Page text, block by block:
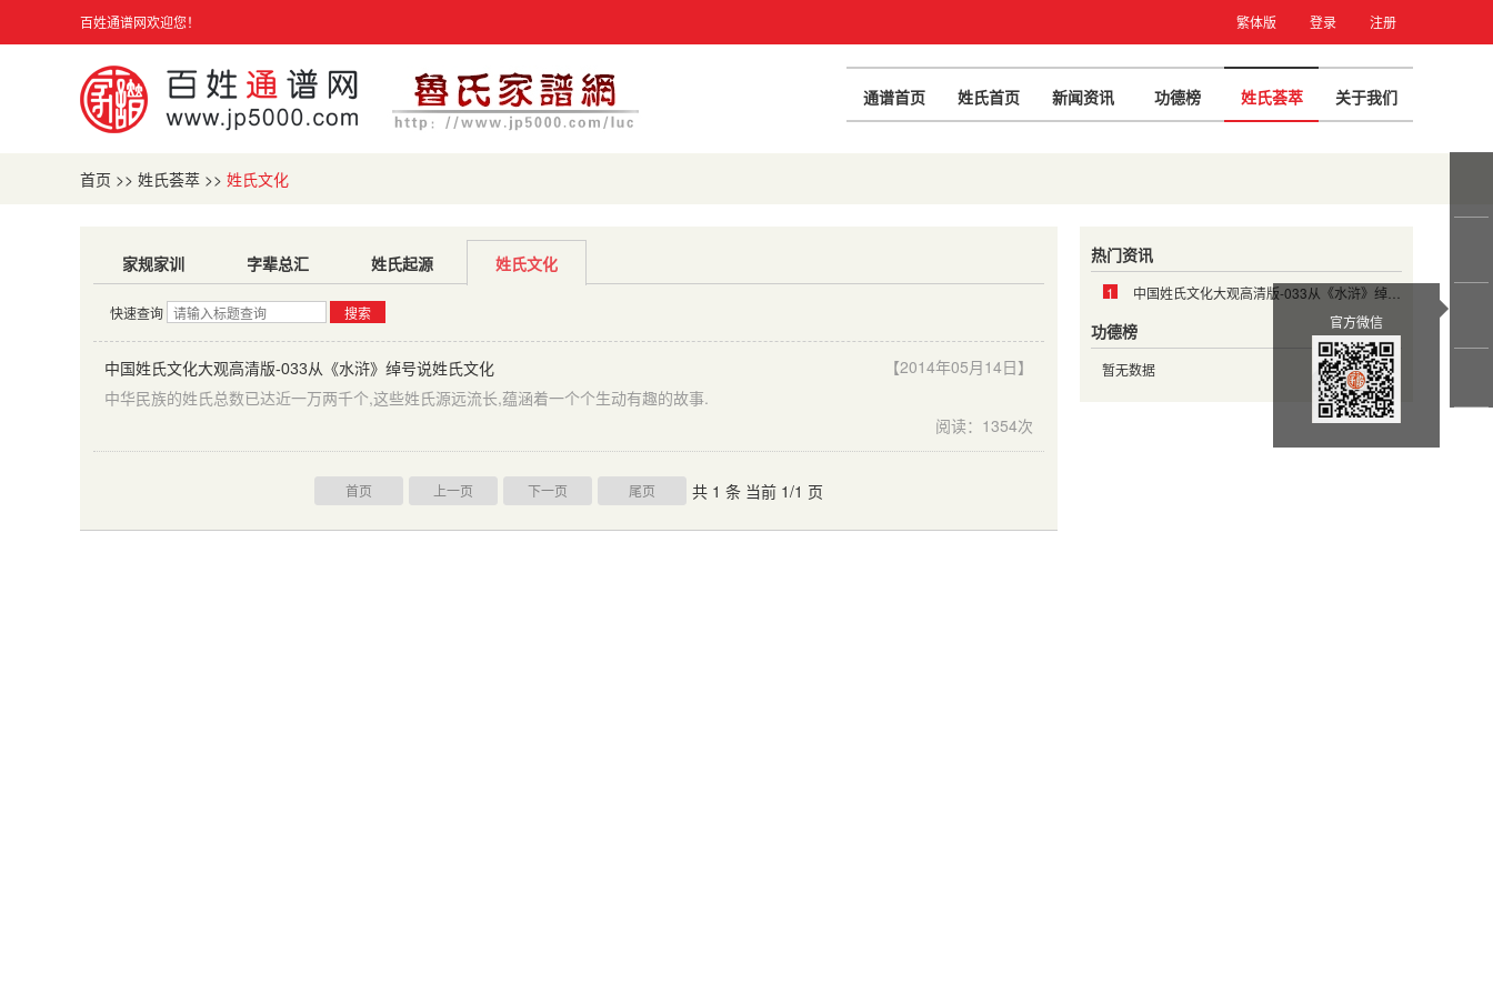
百姓通谱网欢迎您！ 繁体版 登录 注册
通谱首页 姓氏首页 新闻资讯 功德榜 姓氏荟萃 关于我们
首页 >> 姓氏荟萃 >> 姓氏文化
热门资讯
1 中国姓氏文化大观高清版-033从《水浒》绰号说姓氏文化
功德榜
暂无数据
家规家训 字辈总汇 姓氏起源 姓氏文化
快速查询 搜索
【2014年05月14日】
中国姓氏文化大观高清版-033从《水浒》绰号说姓氏文化
中华民族的姓氏总数已达近一万两千个,这些姓氏源远流长,蕴涵着一个个生动有趣的故事.
阅读：1354次
共 1 条 当前 1/1 页
官方微信